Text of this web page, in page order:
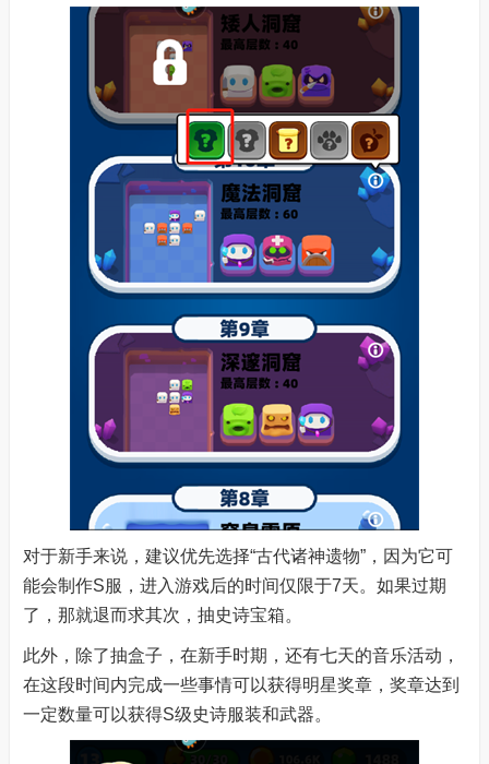
对于新手来说，建议优先选择“古代诸神遗物”，因为它可
能会制作S服，进入游戏后的时间仅限于7天。如果过期
了，那就退而求其次，抽史诗宝箱。
此外，除了抽盒子，在新手时期，还有七天的音乐活动，
在这段时间内完成一些事情可以获得明星奖章，奖章达到
一定数量可以获得S级史诗服装和武器。